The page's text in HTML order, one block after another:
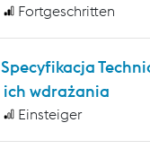
Fortgeschritten
Specyfikacja
ich wdrażania
Einsteiger